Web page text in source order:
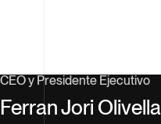
CEO y Presidente Ejecutivo
Ferran Jori Olivella